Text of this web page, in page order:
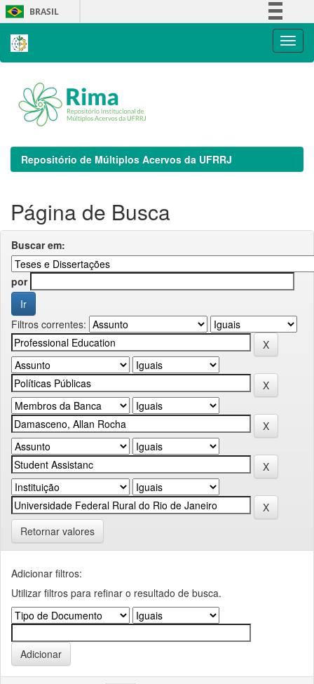
Skip
navigation
BRASIL
Repositório de Múltiplos Acervos da UFRRJ
Página de Busca
Buscar em:
por
Filtros correntes:
Retornar valores
Adicionar filtros:
Utilizar filtros para refinar o resultado de busca.